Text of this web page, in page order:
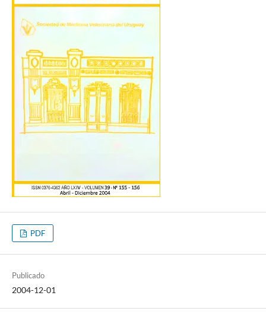
PDF
Publicado
2004-12-01